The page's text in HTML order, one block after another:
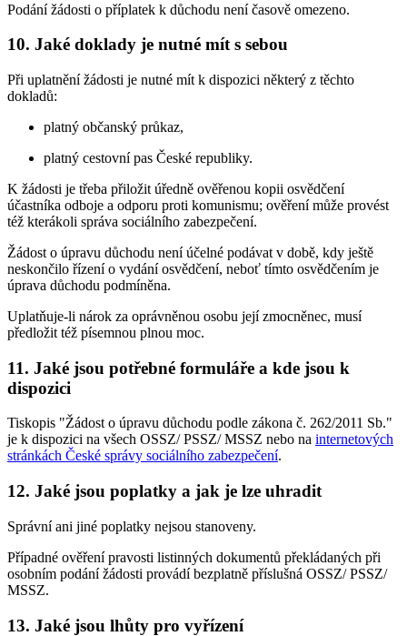
Podání žádosti o příplatek k důchodu není časově omezeno.
10. Jaké doklady je nutné mít s sebou
Při uplatnění žádosti je nutné mít k dispozici některý z těchto
dokladů:
platný občanský průkaz,
platný cestovní pas České republiky.
K žádosti je třeba přiložit úředně ověřenou kopii osvědčení
účastníka odboje a odporu proti komunismu; ověření může provést
též kterákoli správa sociálního zabezpečení.
Žádost o úpravu důchodu není účelné podávat v době, kdy ještě
neskončilo řízení o vydání osvědčení, neboť tímto osvědčením je
úprava důchodu podmíněna.
Uplatňuje-li nárok za oprávněnou osobu její zmocněnec, musí
předložit též písemnou plnou moc.
11. Jaké jsou potřebné formuláře a kde jsou k
dispozici
Tiskopis "Žádost o úpravu důchodu podle zákona č. 262/2011 Sb."
je k dispozici na všech OSSZ/ PSSZ/ MSSZ nebo na internetových
stránkách České správy sociálního zabezpečení.
12. Jaké jsou poplatky a jak je lze uhradit
Správní ani jiné poplatky nejsou stanoveny.
Případné ověření pravosti listinných dokumentů překládaných při
osobním podání žádosti provádí bezplatně příslušná OSSZ/ PSSZ/
MSSZ.
13. Jaké jsou lhůty pro vyřízení